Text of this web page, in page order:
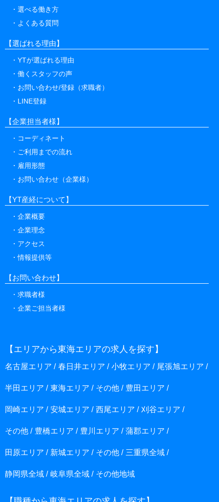
選べる働き方
よくある質問
【選ばれる理由】
YTが選ばれる理由
働くスタッフの声
お問い合わせ/登録（求職者）
LINE登録
【企業担当者様】
コーディネート
ご利用までの流れ
雇用形態
お問い合わせ（企業様）
【YT産経について】
企業概要
企業理念
アクセス
情報提供等
【お問い合わせ】
求職者様
企業ご担当者様
【エリアから東海エリアの求人を探す】
名古屋エリア 春日井エリア 小牧エリア 尾張旭エリア
半田エリア 東海エリア その他 豊田エリア
岡崎エリア 安城エリア 西尾エリア 刈谷エリア
その他 豊橋エリア 豊川エリア 蒲郡エリア
田原エリア 新城エリア その他 三重県全域
静岡県全域 岐阜県全域 その他地域